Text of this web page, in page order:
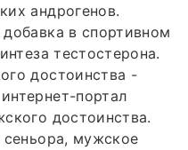
андрогенов.
в спортивном
тестостерона.
достоинства -
портал
достоинства.
сеньора, мужское